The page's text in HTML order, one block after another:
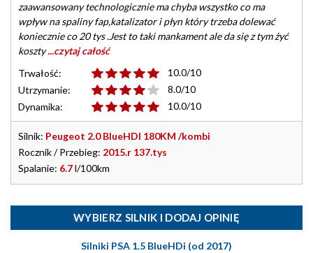
zaawansowany technologicznie ma chyba wszystko co ma
wpływ na spaliny fap,katalizator i płyn który trzeba dolewać
koniecznie co 20 tys .Jest to taki mankament ale da się z tym żyć
koszty...czytaj całość
Trwałość:
10.0/10
Utrzymanie:
8.0/10
Dynamika:
10.0/10
Silnik: Peugeot 2.0 BlueHDI 180KM /kombi
Rocznik / Przebieg: 2015.r 137.tys
Spalanie: 6.7l/100km
WYBIERZ SILNIK I DODAJ OPINIĘ
Silniki PSA 1.5 BlueHDi (od 2017)